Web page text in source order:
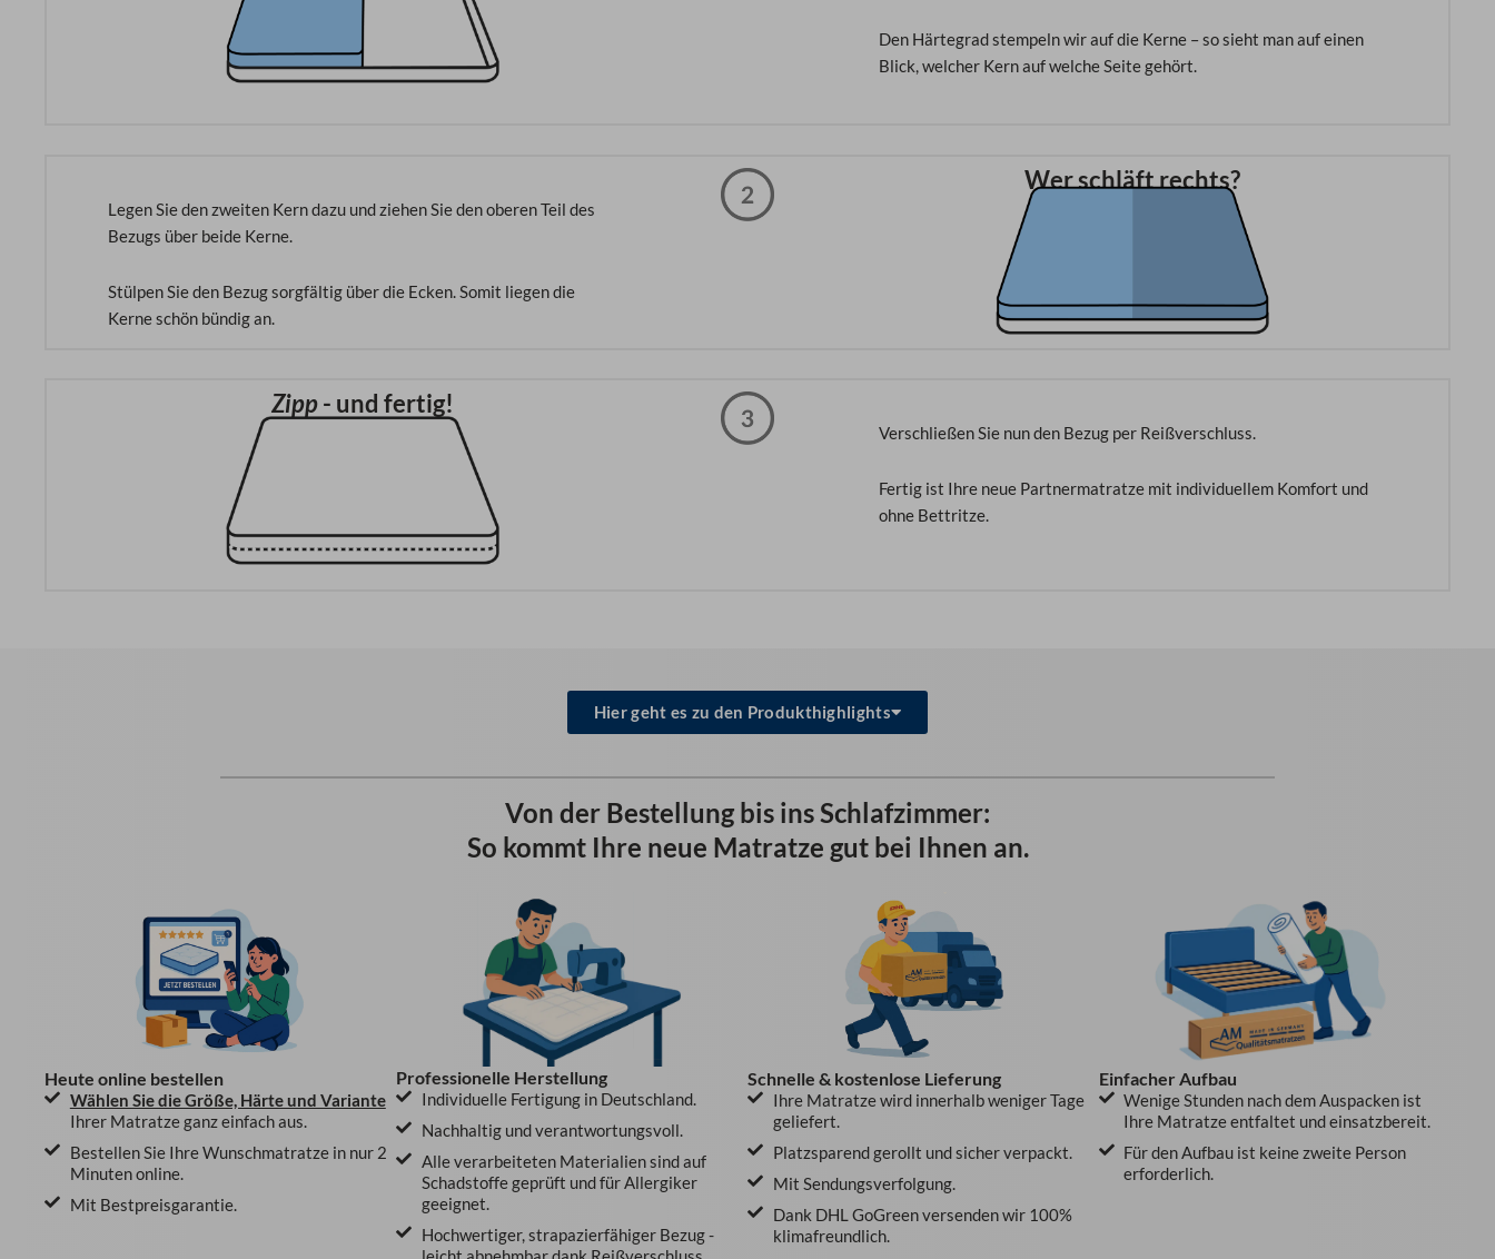
Den Härtegrad stempeln wir auf die Kerne – so sieht man auf einen
Blick, welcher Kern auf welche Seite gehört.
Legen Sie den zweiten Kern dazu und ziehen Sie den oberen Teil des
Bezugs über beide Kerne.
Stülpen Sie den Bezug sorgfältig über die Ecken. Somit liegen die
Kerne schön bündig an.
Wer schläft rechts?
Zipp- und fertig!
Verschließen Sie nun den Bezug per Reißverschluss.
Fertig ist Ihre neue Partnermatratze mit individuellem Komfort und
ohne Bettritze.
Hier geht es zu den Produkthighlights
Von der Bestellung bis ins Schlafzimmer:
So kommt Ihre neue Matratze gut bei Ihnen an.
Heute online bestellen
Wählen Sie die Größe, Härte und Variante
Ihrer Matratze ganz einfach aus.
Bestellen Sie Ihre Wunschmatratze in nur 2
Minuten online.
Mit Bestpreisgarantie.
Professionelle Herstellung
Individuelle Fertigung in Deutschland.
Nachhaltig und verantwortungsvoll.
Alle verarbeiteten Materialien sind auf
Schadstoffe geprüft und für Allergiker
geeignet.
Hochwertiger, strapazierfähiger Bezug -
Schnelle & kostenlose Lieferung
Ihre Matratze wird innerhalb weniger Tage
geliefert.
Platzsparend gerollt und sicher verpackt.
Mit Sendungsverfolgung.
Dank DHL GoGreen versenden wir 100%
klimafreundlich.
Einfacher Aufbau
Wenige Stunden nach dem Auspacken ist
Ihre Matratze entfaltet und einsatzbereit.
Für den Aufbau ist keine zweite Person
erforderlich.